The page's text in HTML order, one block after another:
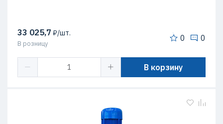
33 025,7 ₽/шт.
В розницу
0 0
В корзину